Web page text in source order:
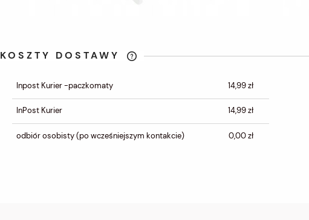
KOSZTY DOSTAWY
CENA NIE ZAWIERA
Inpost Kurier -paczkomaty 14,99 zł
InPost Kurier 14,99 zł
odbiór osobisty(po wcześniejszym kontakcie) 0,00 zł